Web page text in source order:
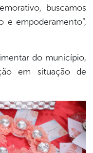
buscamos
e empoderamento”,
do município,
em situação de